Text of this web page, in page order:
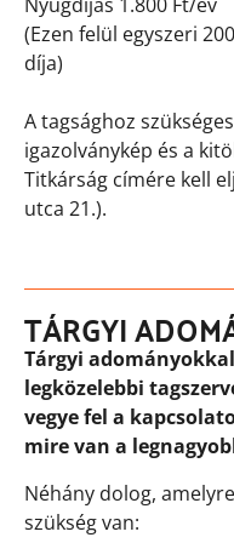
(Ezen felül egyszeri
díja)
A tagsághoz
igazolványkép és a
Titkárság címére kell
utca 21.).
TÁRGYI
Tárgyi
legközelebbi
vegye fel a
mire van a
Néhány dolog,
szükség van: